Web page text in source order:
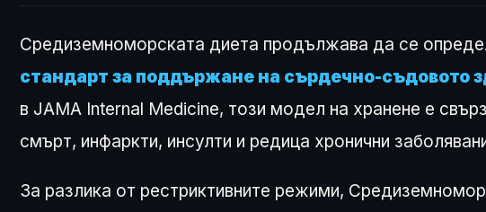
Средиземноморската диета продължава да се
стандарт за поддържане на сърдечно-съдовото
в JAMA Internal Medicine, този модел на хранене е
смърт, инфаркти, инсулти и редица хронични
За разлика от рестриктивните режими,